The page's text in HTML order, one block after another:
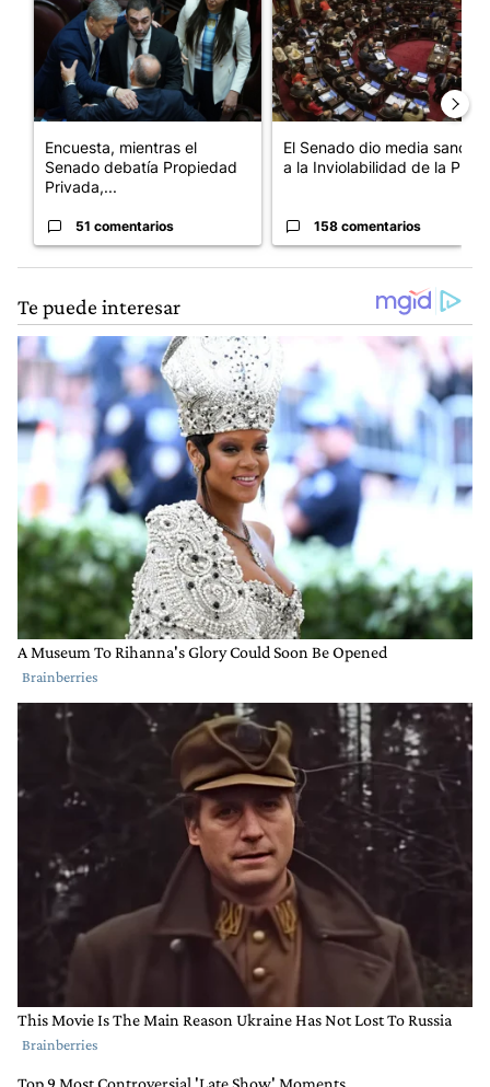
Encuesta, mientras el
Senado debatía Propiedad
Privada,...
51 comentarios
El Senado dio media sanción
a la Inviolabilidad de la P...
158 comentarios